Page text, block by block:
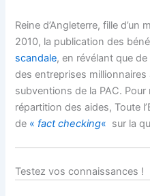
Reine d’Angleterre, fille
2010, la publication des
scandale, en révélant que
des entreprises
subventions de la PAC.
répartition des aides, Toute
de « fact checking« sur la
Testez vos connaissances !